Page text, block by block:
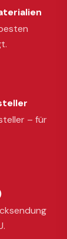
– für